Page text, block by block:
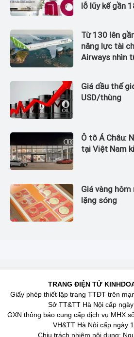
lỗ lũy kế gần
Từ 130 lên
năng lực tài
Airways nhìn
Giá dầu thế
USD/thùng
Ô tô Á Châu:
tại Việt Nam
Giá vàng
lặng sóng
TRANG ĐIỆN TỬ
Giấy phép thiết lập trang TTĐT trên
Sở TT&TT Hà Nội cấp
GXN thông báo cung cấp dịch vụ MHX
VH&TT Hà Nội cấp ngày
Chịu trách nhiệm nội dung: